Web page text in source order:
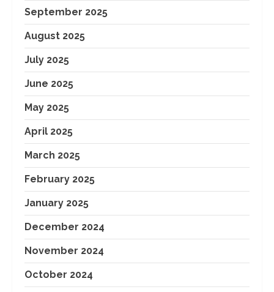
September 2025
August 2025
July 2025
June 2025
May 2025
April 2025
March 2025
February 2025
January 2025
December 2024
November 2024
October 2024